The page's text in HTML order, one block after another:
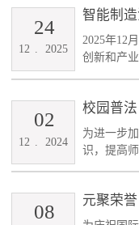
智能制
2025年12
创新和产
12 . 2025
24
校园普
为进一步
识，提高
12 2024
02
元聚荣
08